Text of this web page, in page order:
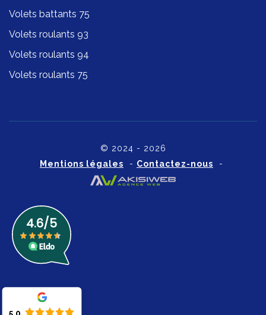
Volets battants 75
Volets roulants 93
Volets roulants 94
Volets roulants 75
© 2024 - 2026
Mentions légales - Contactez-nous -